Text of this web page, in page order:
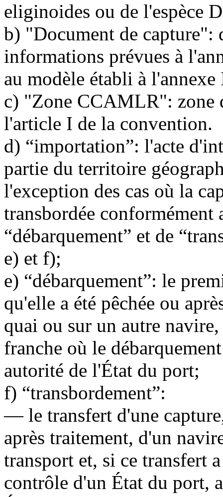
eliginoides ou de l'espèce
b) "Document de capture":
informations prévues à
au modèle établi à
c) "Zone CCAMLR": zone
l'article I de la convention.
d) “importation”: l'acte
partie du territoire
l'exception des cas où la
transbordée
“débarquement” et de
e) et f);
e) “débarquement”: le
qu'elle a été pêchée ou
quai ou sur un autre
franche où le
autorité de l'État du port;
f) “transbordement”:
— le transfert d'une
après traitement, d'un
transport et, si ce transfert
contrôle d'un État du port,